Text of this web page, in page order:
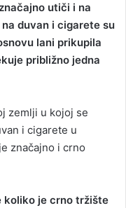
utiči i na
duvan i cigarete su
lani prikupila
približno jedna
zemlji u kojoj se
i cigarete u
značajno i crno
koliko je crno tržište